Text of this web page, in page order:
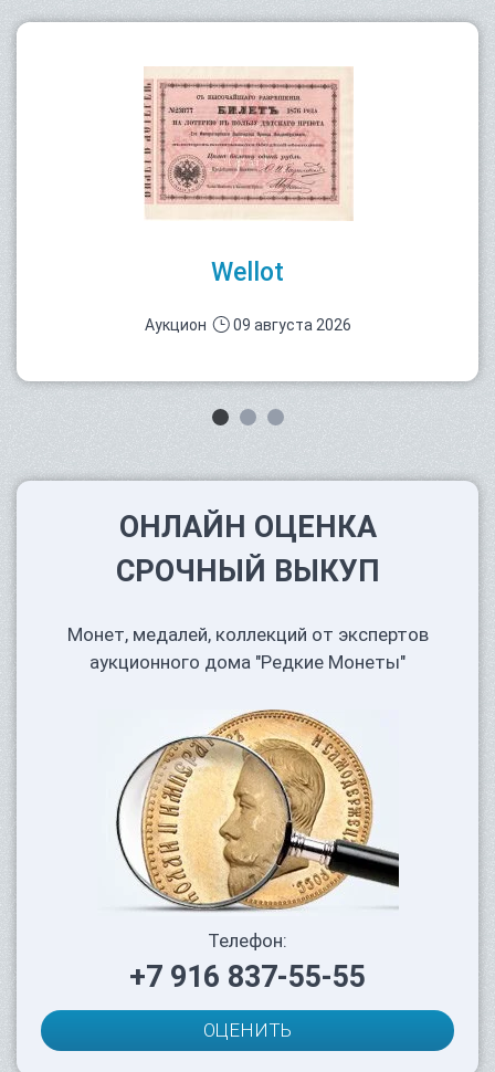
Wellot
Аукцион 09 августа 2026
ОНЛАЙН ОЦЕНКА
СРОЧНЫЙ ВЫКУП
Монет, медалей, коллекций от экспертов
аукционного дома "Редкие Монеты"
Телефон:
+7 916 837-55-55
ОЦЕНИТЬ